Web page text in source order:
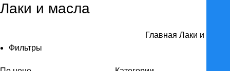
Лаки и масла
Главная Лаки и масла
Фильтры